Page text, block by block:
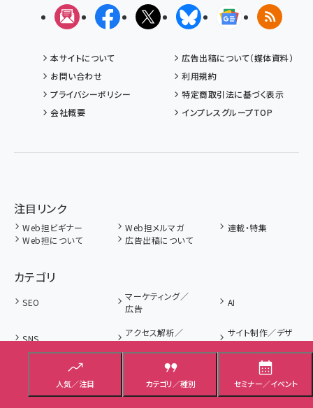
人気／注目 カテゴリ／種別 セミナー／イベント
メルマガFacebookX(エックス)BlueskyGoogleニュ
RSS
本サイトについて
広告出稿について（媒体資料）
お問い合わせ
利用規約
プライバシーポリシー
特定商取引法に基づく表示
会社概要
インプレスグループTOP
注目リンク
Web担ビギナー Web担メルマガ
連載・特集
Web担について
広告出稿について
カテゴリ
SEO
マーケティング／
広告
AI
SNS
アクセス解析／
データ分析
サイト制作／デザ
イン
調査／リサーチ／
Web担当者／仕事